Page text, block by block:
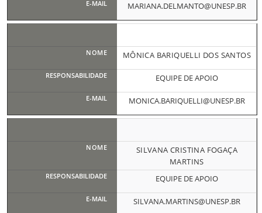
MARIANA.DELMANTO@UNESP.BR
MÔNICA BARIQUELLI DOS SANTOS
EQUIPE DE APOIO
MONICA.BARIQUELLI@UNESP.BR
SILVANA CRISTINA FOGAÇA
MARTINS
EQUIPE DE APOIO
SILVANA.MARTINS@UNESP.BR